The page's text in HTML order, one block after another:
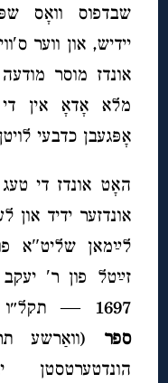
שבדפוס וואָס
יידיש, און ווער
אונדז מוסר
מלא אָדאָ אין די
אָפּגעבן כדבעי
האָט אונדז די
אונדזער ידיד און
לײַמאן שליט″א
זײַטל פון ר′
1697 — תקל״ו \ 1776), פון זײַן
ספר